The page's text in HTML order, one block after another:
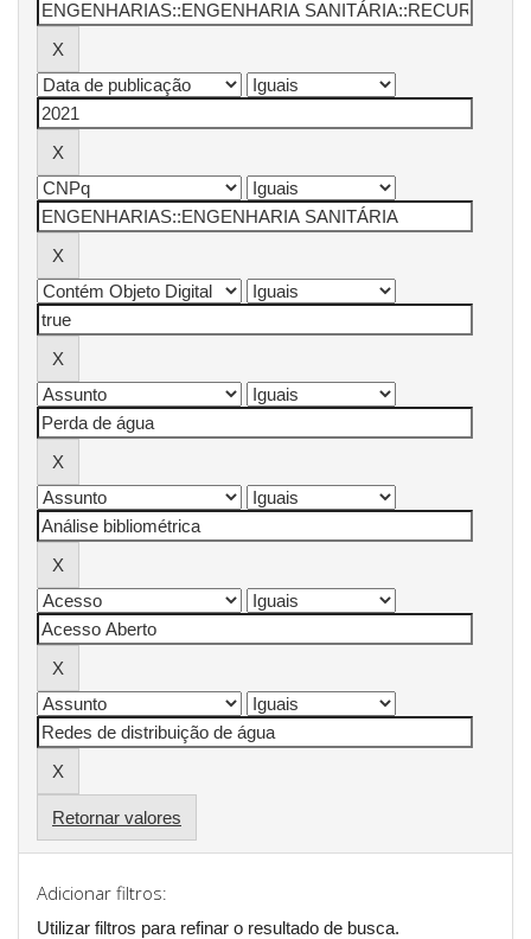
Retornar valores
Adicionar filtros:
Utilizar filtros para refinar o resultado de busca.